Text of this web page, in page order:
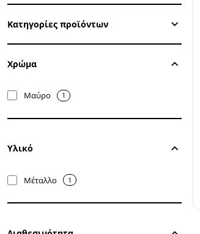
Κατηγορίες προϊόντων
Χρώμα
Μαύρο 1
Υλικό
Μέταλλο 1